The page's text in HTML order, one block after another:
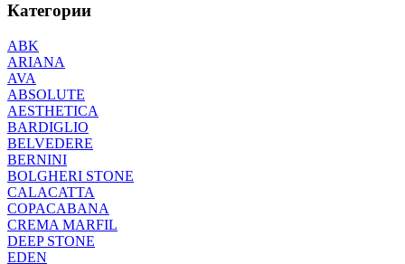
Категории
ABK
ARIANA
AVA
ABSOLUTE
AESTHETICA
BARDIGLIO
BELVEDERE
BERNINI
BOLGHERI STONE
CALACATTA
COPACABANA
CREMA MARFIL
DEEP STONE
EDEN